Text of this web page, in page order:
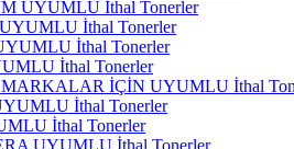
UYUMLU İthal Tonerler
İthal Tonerler
İthal Tonerler
İthal Tonerler
İÇİN UYUMLU İthal
İthal Tonerler
İthal Tonerler
UYUMLU İthal Tonerler